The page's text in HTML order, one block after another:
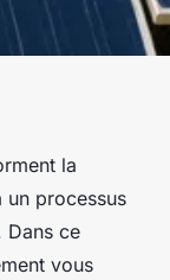
la
un processus
Dans ce
vous